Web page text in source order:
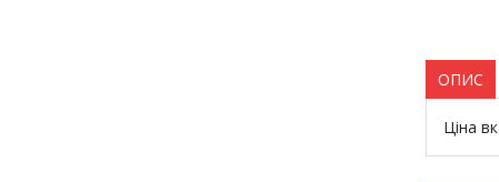
ОПИС
Ціна